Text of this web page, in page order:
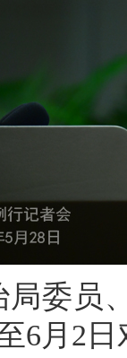
局委员
6月2